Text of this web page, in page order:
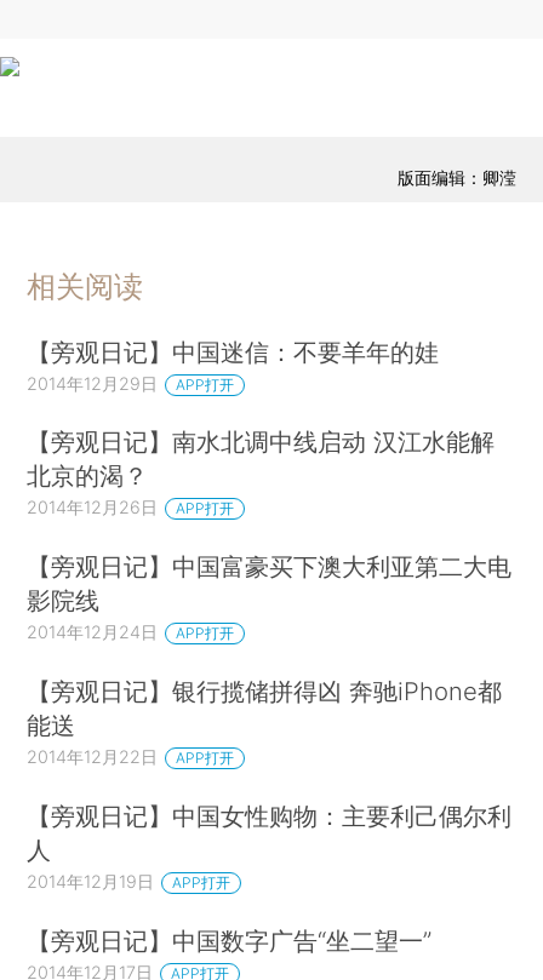
版面编辑：卿滢
相关阅读
【旁观日记】中国迷信：不要羊年的娃
2014年12月29日 APP打开
【旁观日记】南水北调中线启动 汉江水能解
北京的渴？
2014年12月26日 APP打开
【旁观日记】中国富豪买下澳大利亚第二大电
影院线
2014年12月24日 APP打开
【旁观日记】银行揽储拼得凶 奔驰iPhone都
能送
2014年12月22日 APP打开
【旁观日记】中国女性购物：主要利己偶尔利
人
2014年12月19日 APP打开
【旁观日记】中国数字广告“坐二望一”
2014年12月17日 APP打开